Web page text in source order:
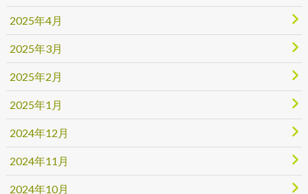
2025年4月
2025年3月
2025年2月
2025年1月
2024年12月
2024年11月
2024年10月